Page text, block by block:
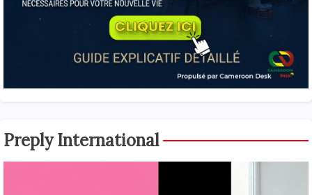
Preply International